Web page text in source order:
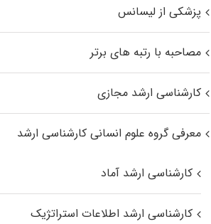
پزشکی از لیسانس
مصاحبه با رتبه های برتر
کارشناسی ارشد مجازی
معرفی گروه علوم انسانی کارشناسی ارشد
کارشناسی ارشد آماد
کارشناسی ارشد اطلاعات استراتژیک